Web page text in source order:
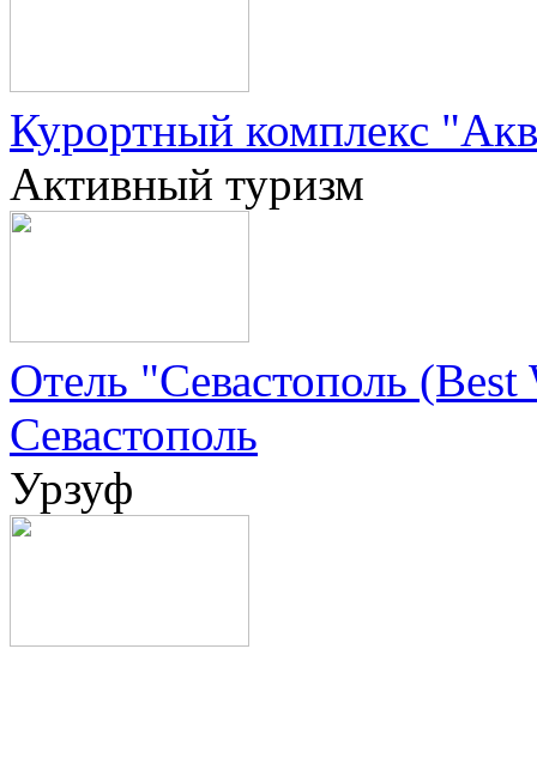
Курортный комплекс
Активный туризм
Отель "Севастополь (Best
Севастополь
Урзуф